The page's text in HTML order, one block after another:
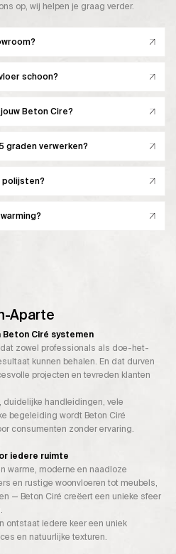
op, wij helpen je graag verder.
schoon?
Beton Cire?
graden verwerken?
polijsten?
Aparte
Beton Ciré systemen
zowel professionals als doe-het-
kunnen behalen. En dat durven
projecten en tevreden klanten
handleidingen, vele
begeleiding wordt Beton Ciré
consumenten zonder ervaring.
iedere ruimte
warme, moderne en naadloze
en rustige woonvloeren tot meubels,
— Beton Ciré creëert een unieke sfeer
ontstaat iedere keer een uniek
en natuurlijke texturen.